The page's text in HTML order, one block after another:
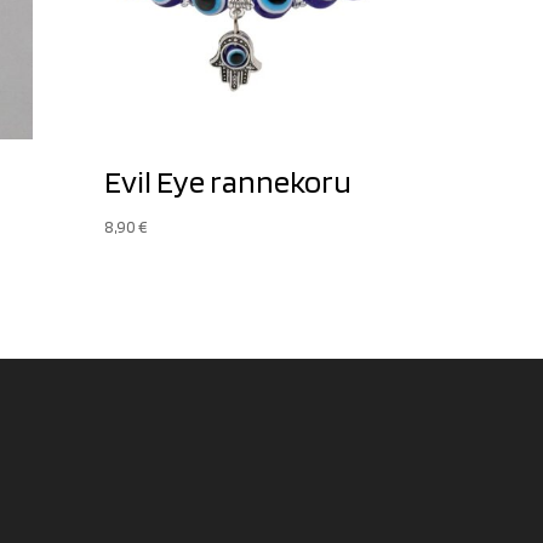
Evil Eye rannekoru
8,90€